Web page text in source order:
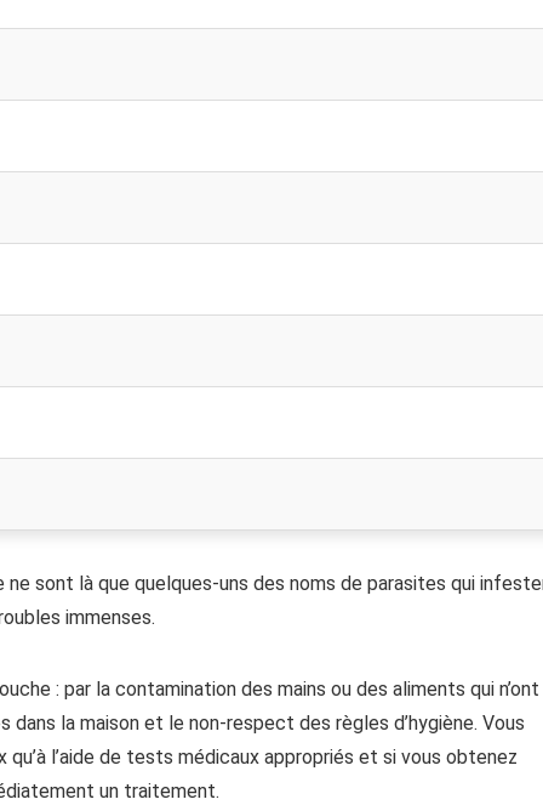
sont là que quelques-uns des noms de parasites qui
immenses.
: par la contamination des mains ou des aliments qui n’ont
dans la maison et le non-respect des règles d’hygiène. Vous
l’aide de tests médicaux appropriés et si vous obtenez
un traitement.